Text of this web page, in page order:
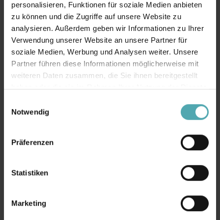
personalisieren, Funktionen für soziale Medien anbieten
zu können und die Zugriffe auf unsere Website zu
analysieren. Außerdem geben wir Informationen zu Ihrer
Verwendung unserer Website an unsere Partner für
soziale Medien, Werbung und Analysen weiter. Unsere
Partner führen diese Informationen möglicherweise mit
weiteren Daten zusammen, die Sie ihnen bereitgestellt
haben oder die sie im Rahmen Ihrer Nutzung der Dienste
Notwendig
Präferenzen
Statistiken
Marketing